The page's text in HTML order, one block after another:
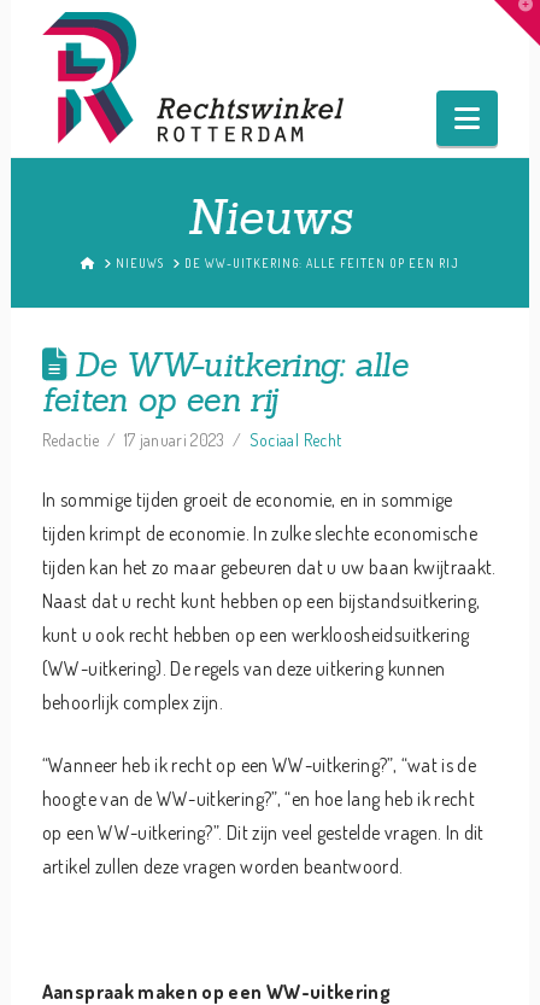
Nieuws
HOMENIEUWS DE WW-UITKERING: ALLE FEITEN OP EEN RIJ
De WW-uitkering: alle
feiten op een rij
Redactie 17 januari 2023 Sociaal Recht
In sommige tijden groeit de economie, en in sommige
tijden krimpt de economie. In zulke slechte economische
tijden kan het zo maar gebeuren dat u uw baan kwijtraakt.
Naast dat u recht kunt hebben op een bijstandsuitkering,
kunt u ook recht hebben op een werkloosheidsuitkering
(WW-uitkering). De regels van deze uitkering kunnen
behoorlijk complex zijn.
“Wanneer heb ik recht op een WW-uitkering?”, “wat is de
hoogte van de WW-uitkering?”, “en hoe lang heb ik recht
op een WW-uitkering?”. Dit zijn veel gestelde vragen. In dit
artikel zullen deze vragen worden beantwoord.
Aanspraak maken op een WW-uitkering